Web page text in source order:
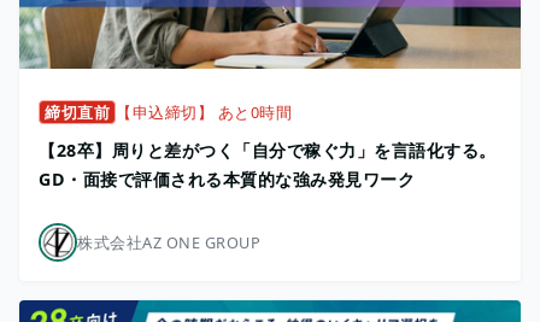
締切直前 【申込締切】 あと0時間
【28卒】周りと差がつく「自分で稼ぐ力」を言語化する。
GD・面接で評価される本質的な強み発見ワーク
株式会社AZ ONE GROUP